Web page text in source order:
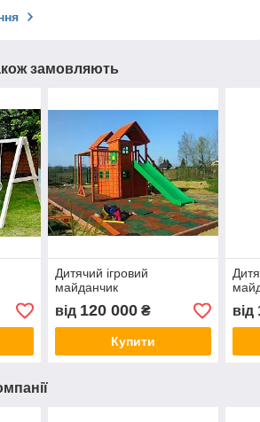
замовляють
Дитячий ігровий
майданчик
від 120 000₴
Купити
від